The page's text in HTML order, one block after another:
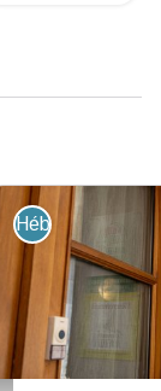
Hébergement -